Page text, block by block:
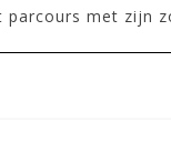
parcours met zijn